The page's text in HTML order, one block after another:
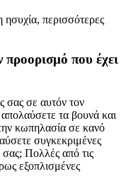
περισσότερες
που έχει
σας σε αυτόν τον
τα βουνά και
κωπηλασία σε κανό
συγκεκριμένες
σας; Πολλές από τις
εξοπλισμένες